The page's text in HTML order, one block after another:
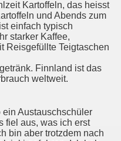
Kartoffeln, das heisst
und Abends zum
einfach typisch
starker Kaffee,
Reisgefüllte Teigtaschen
Finnland ist das
weltweit.
Austauschschüler
fiel aus, was ich erst
bin aber trotzdem nach